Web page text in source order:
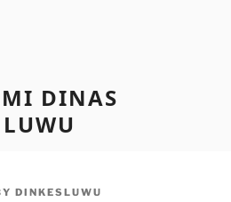
DINAS
DINKESLUWU